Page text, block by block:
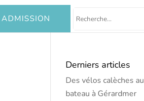
ADMISSION
Derniers articles
Des vélos calèches au
bateau à Gérardmer